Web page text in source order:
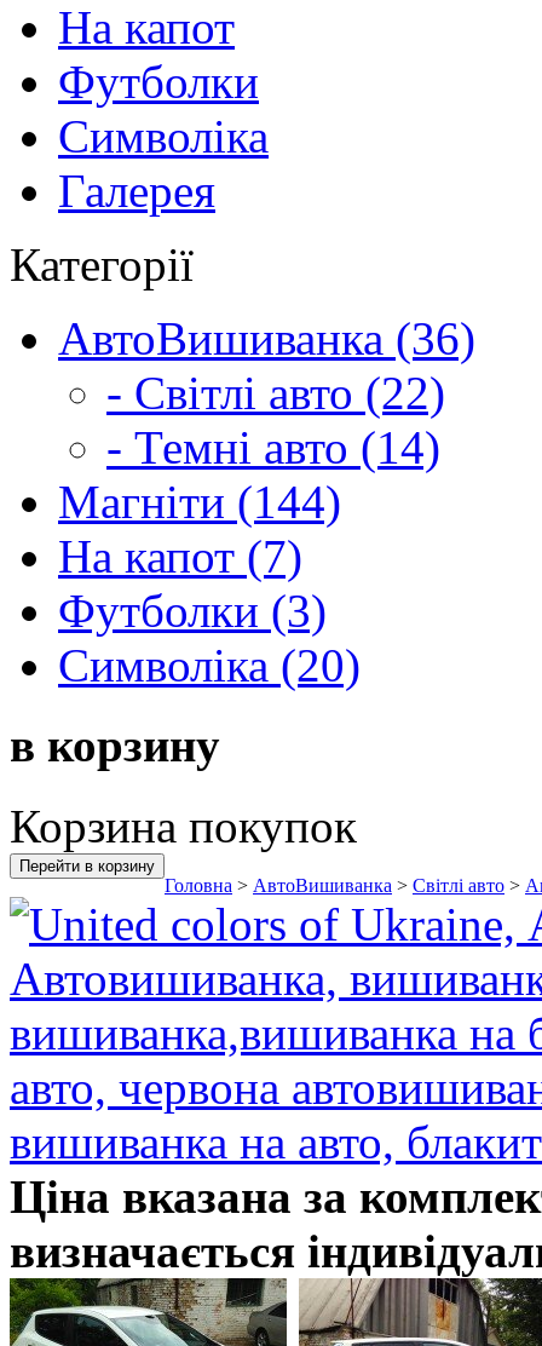
На капот
Футболки
Символіка
Галерея
Категорії
АвтоВишиванка (36)
- Світлі авто (22)
- Темні авто (14)
Магніти (144)
На капот (7)
Футболки (3)
Символіка (20)
в корзину
Корзина покупок
Перейти в корзину
Головна > АвтоВишиванка > Світлі авто >
Ціна вказана за
визначається